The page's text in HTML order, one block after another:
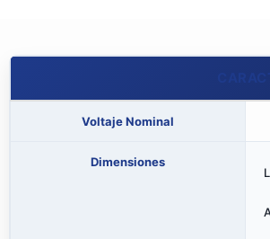
Voltaje Nominal
Dimensiones